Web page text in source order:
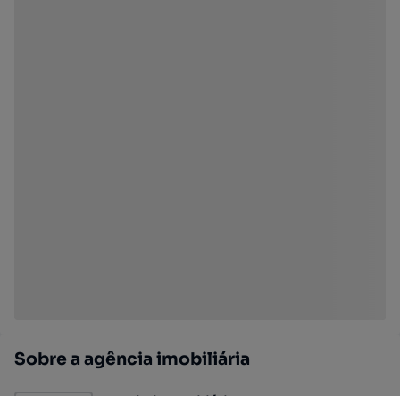
Sobre a agência imobiliária